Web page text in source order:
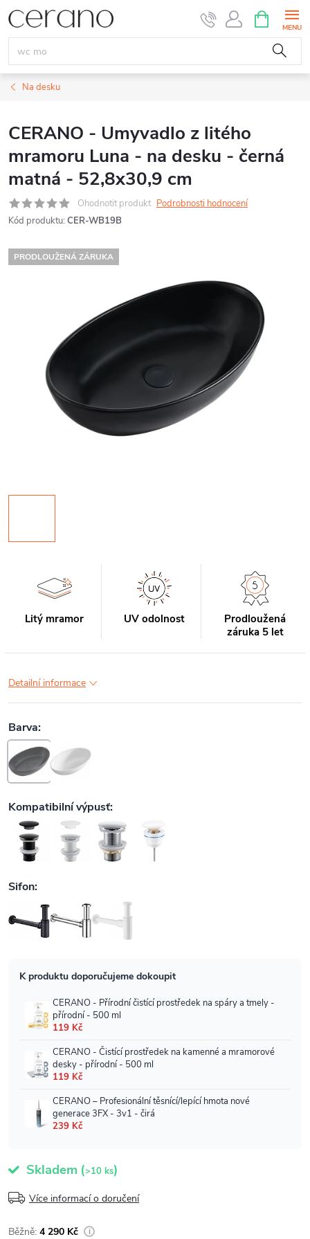
Přejít
na
obsah
NÁKUPNÍ
KOŠÍK
Na desku
CERANO - Umyvadlo z litého
mramoru Luna - na desku - černá
matná - 52,8x30,9 cm
Ohodnotit produkt Podrobnosti hodnocení
Kód produktu: CER-WB19B
PRODLOUŽENÁ ZÁRUKA
Litý mramor UV odolnost
Prodloužená
záruka 5 let
Detailní informace
Skladem (>10 ks)
Více informací o doručení
4 290 Kč